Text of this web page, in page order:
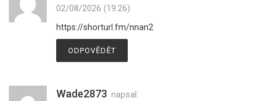
02/08/2026 (19:26)
https://shorturl.fm/nnan2
ODPOVĚDĚT
Wade2873 napsal: